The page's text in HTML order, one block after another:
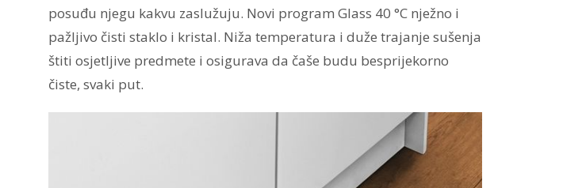
posuđu njegu kakvu zaslužuju. Novi program Glass 40 °C nježno i
pažljivo čisti staklo i kristal. Niža temperatura i duže trajanje sušenja
štiti osjetljive predmete i osigurava da čaše budu besprijekorno
čiste, svaki put.